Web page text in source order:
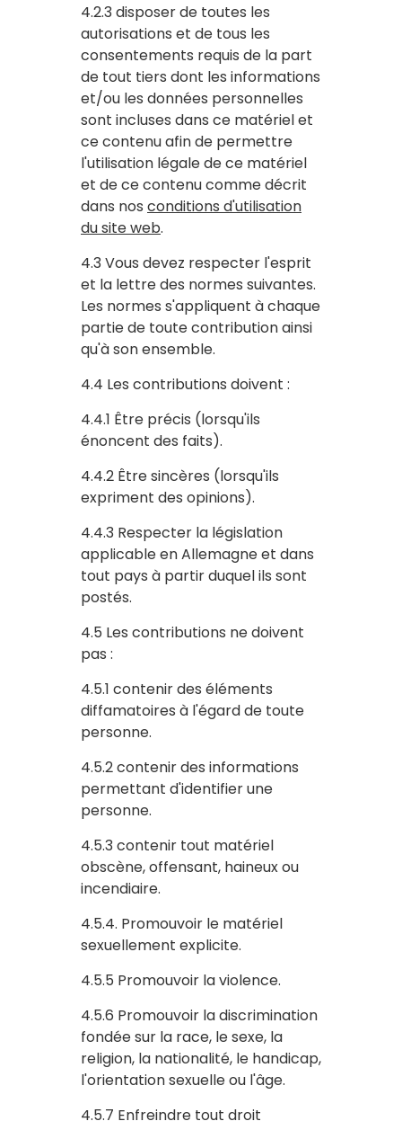
4.2.3 disposer de toutes les
autorisations et de tous les
consentements requis de la part
de tout tiers dont les informations
et/ou les données personnelles
sont incluses dans ce matériel et
ce contenu afin de permettre
l'utilisation légale de ce matériel
et de ce contenu comme décrit
dans nos conditions d'utilisation
du site web.
4.3 Vous devez respecter l'esprit
et la lettre des normes suivantes.
Les normes s'appliquent à chaque
partie de toute contribution ainsi
qu'à son ensemble.
4.4 Les contributions doivent :
4.4.1 Être précis (lorsqu'ils
énoncent des faits).
4.4.2 Être sincères (lorsqu'ils
expriment des opinions).
4.4.3 Respecter la législation
applicable en Allemagne et dans
tout pays à partir duquel ils sont
postés.
4.5 Les contributions ne doivent
pas :
4.5.1 contenir des éléments
diffamatoires à l'égard de toute
personne.
4.5.2 contenir des informations
permettant d'identifier une
personne.
4.5.3 contenir tout matériel
obscène, offensant, haineux ou
incendiaire.
4.5.4. Promouvoir le matériel
sexuellement explicite.
4.5.5 Promouvoir la violence.
4.5.6 Promouvoir la discrimination
fondée sur la race, le sexe, la
religion, la nationalité, le handicap,
l'orientation sexuelle ou l'âge.
4.5.7 Enfreindre tout droit